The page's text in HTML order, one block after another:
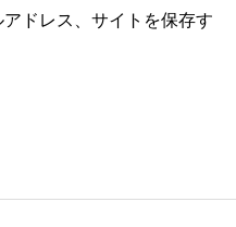
ドレス、サイトを保存す